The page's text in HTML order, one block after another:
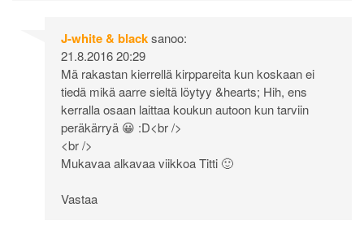
J-white & blacksanoo:
21.8.2016 20:29
Mä rakastan kierrellä kirppareita kun koskaan ei
tiedä mikä aarre sieltä löytyy &hearts; Hih, ens
kerralla osaan laittaa koukun autoon kun tarviin
peräkärryä 😀 :D<br />
<br />
Mukavaa alkavaa viikkoa Titti 🙂
Vastaa